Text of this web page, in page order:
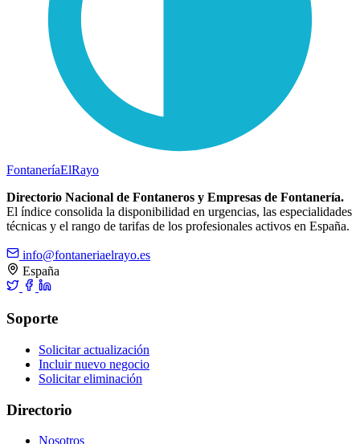
FontaneríaElRayo
Directorio Nacional de Fontaneros y Empresas de Fontanería.
El índice consolida la disponibilidad en urgencias, las especialidades
técnicas y el rango de tarifas de los profesionales activos en España.
info@fontaneriaelrayo.es
España
Soporte
Solicitar actualización
Incluir nuevo negocio
Solicitar eliminación
Directorio
Nosotros